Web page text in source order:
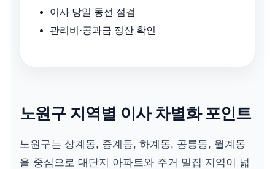
이사 당일 동선 점검
관리비·공과금 정산 확인
노원구 지역별 이사 차별화 포인트
노원구는 상계동, 중계동, 하계동, 공릉동, 월계동
을 중심으로 대단지 아파트와 주거 밀집 지역이 넓